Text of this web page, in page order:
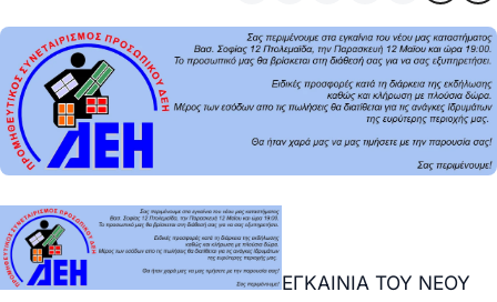
ΕΓΚΑΙΝΙΑ ΤΟΥ ΝΕΟΥ